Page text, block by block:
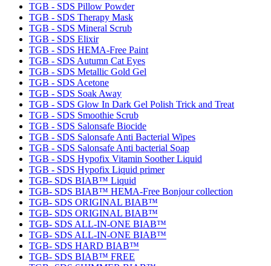
TGB - SDS Pillow Powder
TGB - SDS Therapy Mask
TGB - SDS Mineral Scrub
TGB - SDS Elixir
TGB - SDS HEMA-Free Paint
TGB - SDS Autumn Cat Eyes
TGB - SDS Metallic Gold Gel
TGB - SDS Acetone
TGB - SDS Soak Away
TGB - SDS Glow In Dark Gel Polish Trick and Treat
TGB - SDS Smoothie Scrub
TGB - SDS Salonsafe Biocide
TGB - SDS Salonsafe Anti Bacterial Wipes
TGB - SDS Salonsafe Anti bacterial Soap
TGB - SDS Hypofix Vitamin Soother Liquid
TGB - SDS Hypofix Liquid primer
TGB- SDS BIAB™ Liquid
TGB- SDS BIAB™ HEMA-Free Bonjour collection
TGB- SDS ORIGINAL BIAB™
TGB- SDS ORIGINAL BIAB™
TGB- SDS ALL-IN-ONE BIAB™
TGB- SDS ALL-IN-ONE BIAB™
TGB- SDS HARD BIAB™
TGB- SDS BIAB™ FREE